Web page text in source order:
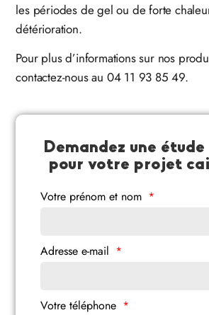
les périodes de gel ou de forte
détérioration.
Pour plus d’informations sur nos
contactez-nous au 04 11 93 85 49.
Demandez une
pour votre projet
Votre prénom et nom
Adresse e-mail
Votre téléphone